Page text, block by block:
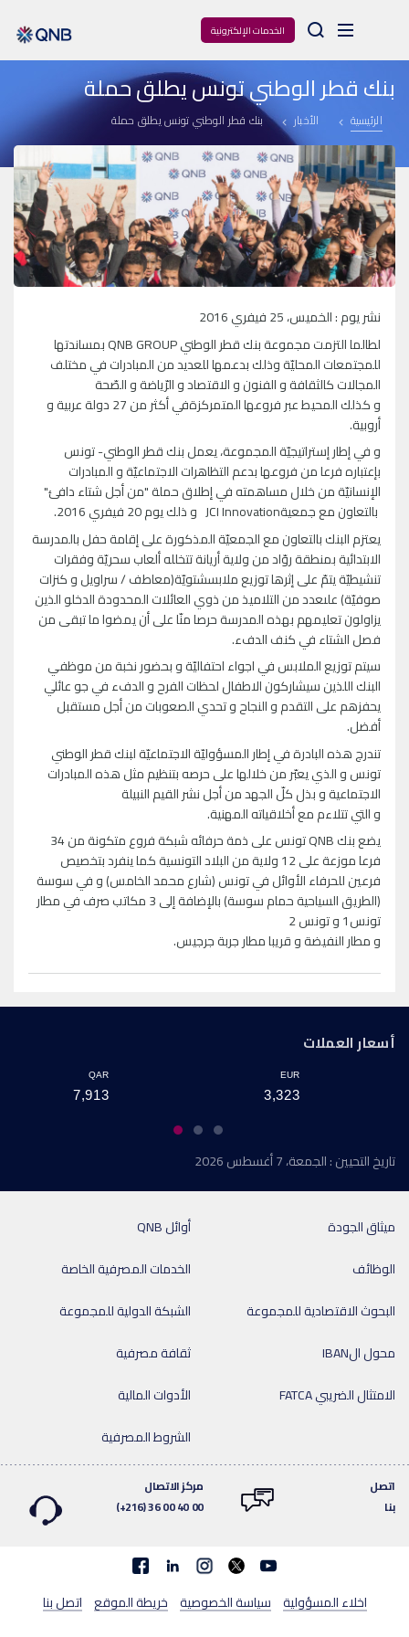
الخدمات الإلكترونية Arama
بنك قطر الوطني تونس يطلق حملة
الرئيسية الأخبار بنك قطر الوطني تونس يطلق حملة
نشر يوم : الخميس، 25 فيفري 2016
لطالما التزمت مجموعة بنك قطر الوطني QNB GROUP بمساندتها
للمجتمعات المحليّة وذلك بدعمها للعديد من المبادرات في مختلف
المجالات كالثقافة و الفنون و الاقتصاد و الرّياضة و الصّحة
و كذلك المحيط عبر فروعها المتمركزةفي أكثر من 27 دولة عربية و
أروبية.
و في إطار إستراتيجيّة المجموعة، يعمل بنك قطر الوطني- تونس
بإعتباره فرعا من فروعها بدعم التظاهرات الاجتماعيّة و المبادرات
الإنسانيّة من خلال مساهمته في إطلاق حملة "من أجل شتاء دافئ"
بالتعاون مع جمعيةJCI Innovation و ذلك يوم 20 فيفري 2016.
يعتزم البنك بالتعاون مع الجمعيّة المذكورة على إقامة حفل بالمدرسة
الابتدائية بمنطقة روّاد من ولاية أريانة تتخلله ألعاب سحريّة وفقرات
تنشيطيّة يتمّ على إثرها توزيع ملابسشتويّة(معاطف / سراويل و كنزات
صوفيّة) علىعدد من التلاميذ من ذوي العائلات المحدودة الدخلو الذين
يزاولون تعليمهم بهذه المدرسة حرصا منّا على أن يمضوا ما تبقى من
فصل الشتاء في كنف الدفء.
سيتم توزيع الملابس في اجواء احتفاليّة و بحضور نخبة من موظفي
البنك اللذين سيشاركون الاطفال لحظات الفرح و الدفء في جو عائلي
يحفزهم على التقدم و النجاح و تحدي الصعوبات من أجل مستقبل
أفضل.
تندرج هذه البادرة في إطار المسؤوليّة الاجتماعيّة لبنك قطر الوطني
تونس و الذي يعبّر من خلالها على حرصه بتنظيم مثل هذه المبادرات
الاجتماعية و بذل كلّ الجهد من أجل نشر القيم النبيلة
و التي تتلاءم مع أخلاقياته المهنية.
يضع بنك QNB تونس على ذمة حرفائه شبكة فروع متكونة من 34
فرعا موزعة على 12 ولاية من البلاد التونسية كما ينفرد بتخصيص
فرعين للحرفاء الأوائل في تونس (شارع محمد الخامس) و في سوسة
(الطريق السياحية حمام سوسة) بالإضافة إلى 3 مكاتب صرف في مطار
تونس1 و تونس 2
و مطار النفيضة و قريبا مطار جربة جرجيس.
أسعار العملات
QAR
7,913
EUR
3,323
تاريخ التحيين : الجمعة، 7 أغسطس 2026
أوائل QNB
ميثاق الجودة
الخدمات المصرفية الخاصة
الوظائف
الشبكة الدولية للمجموعة
البحوث الاقتصادية للمجموعة
ثقافة مصرفية
محول الIBAN
الأدوات المالية
الامتثال الضريبي FATCA
الشروط المصرفية
اتصل
بنا
مركز الاتصال
(+216) 36 00 40 00
Facebooklinkedin
اتصل بنا خريطة الموقع سياسة الخصوصية اخلاء المسؤولية